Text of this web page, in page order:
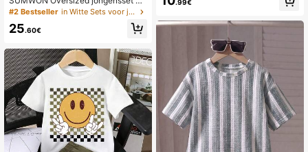
et T-shirt met korte mouwen en ron
de hals, bestaande uit een T-shirt e
n short met Santorini-print en contr
merse casual outfit.
#2 Bestseller in Witte Sets voor jongens tussen de 2 jaar
25.60€
T-shirt met Korte Mouwen en Short
reept Patroon Print, Exquise Veren P
atroon Print Klein Logo Print, Gesch
ikt voor Sport, Geschikt voor Lente
.99€